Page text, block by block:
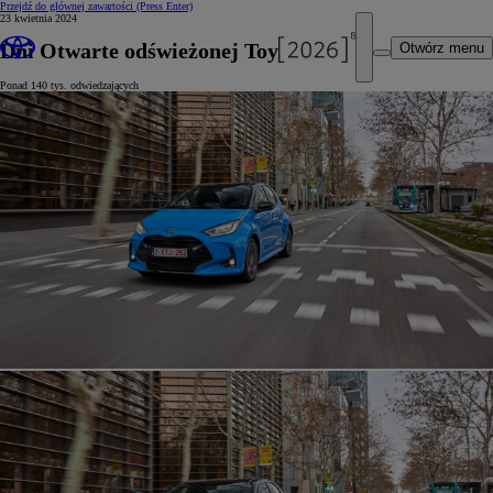
Przejdź do głównej zawartości (Press Enter)
Otwórz menu
23 kwietnia 2024
Dni Otwarte odświeżonej Toyoty Yaris
Ponad 140 tys. odwiedzających